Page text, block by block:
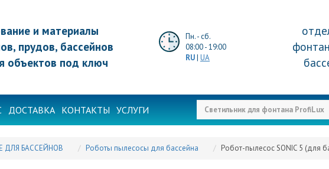
и материалы
прудов, бассейнов
объектов под ключ
Пн. - сб.
08:00 - 19:00
RU| UA
ДОСТАВКА КОНТАКТЫ УСЛУГИ
ДЛЯ БАССЕЙНОВ Роботы пылесосы для бассейна Робот-пылесос SONIC 5 (для